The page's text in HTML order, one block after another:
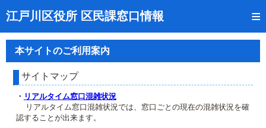
江戸川区役所 区民課窓口情報
トップページ
受付番号の呼出状況確認
証明書の交付状況確認
呼出状況のメール通知登録
本サイトのご利用案内
サイトマップ
・ リアルタイム窓口混雑状況
リアルタイム窓口混雑状況では、窓口ごとの現在の混雑状況を確
認することが出来ます。